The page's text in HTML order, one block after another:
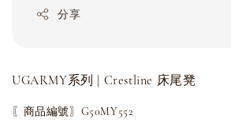
分享
UGARMY系列 | Crestline 床尾凳
〖商品編號〗G50MY552